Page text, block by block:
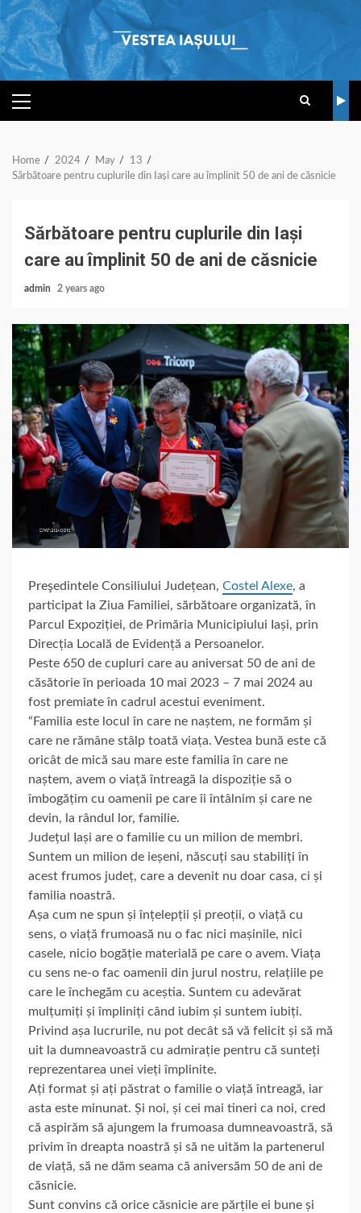
Skip
to
content
PRIMARY
MENU
Home 2024 May
13
Sărbătoare pentru cuplurile din Iași care au împlinit 50 de ani de căsnicie
Sărbătoare pentru cuplurile din Iași
care au împlinit 50 de ani de căsnicie
admin 2 years ago
Preşedintele Consiliului Județean, Costel Alexe, a
participat la Ziua Familiei, sărbătoare organizată, în
Parcul Expoziției, de Primăria Municipiului Iași, prin
Direcția Locală de Evidență a Persoanelor.
Peste 650 de cupluri care au aniversat 50 de ani de
căsătorie în perioada 10 mai 2023 – 7 mai 2024 au
fost premiate în cadrul acestui eveniment.
“Familia este locul în care ne naștem, ne formăm și
care ne rămâne stâlp toată viața. Vestea bună este că
oricât de mică sau mare este familia în care ne
naștem, avem o viață întreagă la dispoziție să o
îmbogățim cu oamenii pe care îi întâlnim și care ne
devin, la rândul lor, familie.
Județul Iași are o familie cu un milion de membri.
Suntem un milion de ieșeni, născuți sau stabiliți în
acest frumos județ, care a devenit nu doar casa, ci și
familia noastră.
Așa cum ne spun și înțelepții și preoții, o viață cu
sens, o viață frumoasă nu o fac nici mașinile, nici
casele, nicio bogăție materială pe care o avem. Viața
cu sens ne-o fac oamenii din jurul nostru, relațiile pe
care le închegăm cu aceștia. Suntem cu adevărat
mulțumiți și împliniți când iubim și suntem iubiți.
Privind așa lucrurile, nu pot decât să vă felicit și să mă
uit la dumneavoastră cu admirație pentru că sunteți
reprezentarea unei vieți împlinite.
Ați format și ați păstrat o familie o viață întreagă, iar
asta este minunat. Și noi, și cei mai tineri ca noi, cred
că aspirăm să ajungem la frumoasa dumneavoastră, să
privim în dreapta noastră și să ne uităm la partenerul
de viață, să ne dăm seama că aniversăm 50 de ani de
căsnicie.
Sunt convins că orice căsnicie are părțile ei bune și